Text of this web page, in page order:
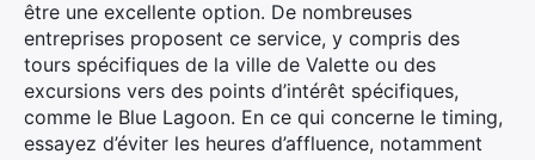
être une excellente option. De nombreuses
entreprises proposent ce service, y compris des
tours spécifiques de la ville de Valette ou des
excursions vers des points d’intérêt spécifiques,
comme le Blue Lagoon. En ce qui concerne le timing,
essayez d’éviter les heures d’affluence, notamment